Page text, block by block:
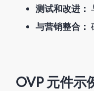
测试和改进：
与营销整合：
OVP 元件示